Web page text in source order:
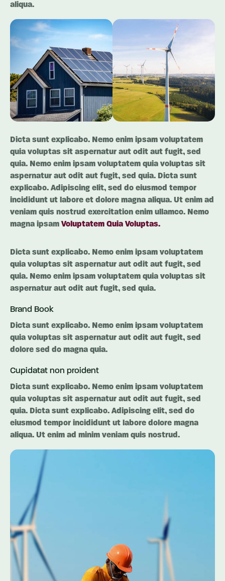
aliqua.
Dicta sunt explicabo. Nemo enim ipsam voluptatem
quia voluptas sit aspernatur aut odit aut fugit, sed
quia. Nemo enim ipsam voluptatem quia voluptas sit
aspernatur aut odit aut fugit, sed quia. Dicta sunt
explicabo. Adipiscing elit, sed do eiusmod tempor
incididunt ut labore et dolore magna aliqua. Ut enim ad
veniam quis nostrud exercitation enim ullamco. Nemo
magna ipsam Voluptatem Quia Voluptas.
Dicta sunt explicabo. Nemo enim ipsam voluptatem
quia voluptas sit aspernatur aut odit aut fugit, sed
quia. Nemo enim ipsam voluptatem quia voluptas sit
aspernatur aut odit aut fugit, sed quia.
Brand Book
Dicta sunt explicabo. Nemo enim ipsam voluptatem
quia voluptas sit aspernatur aut odit aut fugit, sed
dolore sed do magna quia.
Cupidatat non proident
Dicta sunt explicabo. Nemo enim ipsam voluptatem
quia voluptas sit aspernatur aut odit aut fugit, sed
quia. Dicta sunt explicabo. Adipiscing elit, sed do
eiusmod tempor incididunt ut labore dolore magna
aliqua. Ut enim ad minim veniam quis nostrud.